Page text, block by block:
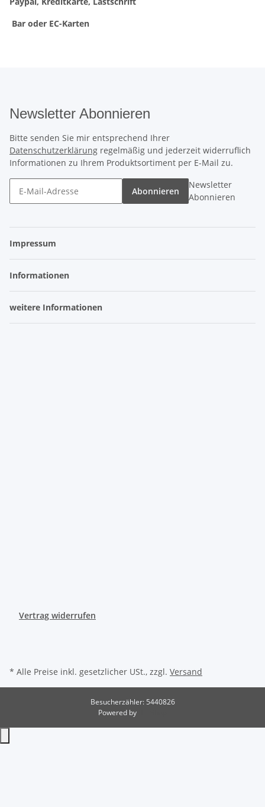
Bar oder EC-Karten
Newsletter Abonnieren
Bitte senden Sie mir entsprechend Ihrer
Datenschutzerklärung regelmäßig und jederzeit widerruflich
Informationen zu Ihrem Produktsortiment per E-Mail zu.
Abonnieren
Newsletter
Abonnieren
Impressum
Informationen
weitere Informationen
Vertrag widerrufen
* Alle Preise inkl. gesetzlicher USt., zzgl. Versand
Besucherzähler: 5440826
Powered by